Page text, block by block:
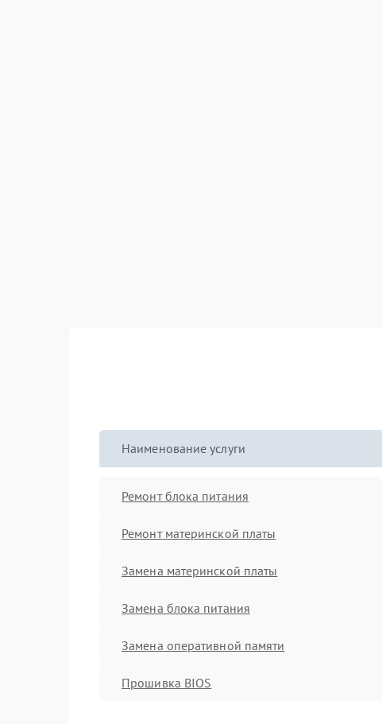
Наименование услуги
Ремонт блока питания
Ремонт материнской платы
Замена материнской платы
Замена блока питания
Замена оперативной памяти
Прошивка BIOS